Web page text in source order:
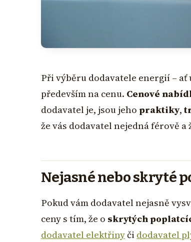
Při výběru dodavatele energií –
především na cenu. Cenové
dodavatel je, jsou jeho praktiky,
že vás dodavatel nejedná férově a
Nejasné nebo skryté
Pokud vám dodavatel nejasně
ceny s tím, že o skrytých
dodavatel elektřinyči dodavatel